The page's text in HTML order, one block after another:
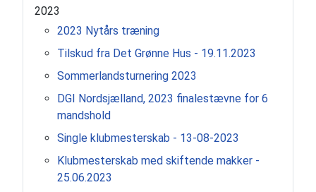
2023
2023 Nytårs træning
Tilskud fra Det Grønne Hus - 19.11.2023
Sommerlandsturnering 2023
DGI Nordsjælland, 2023 finalestævne for 6
mandshold
Single klubmesterskab - 13-08-2023
Klubmesterskab med skiftende makker -
25.06.2023